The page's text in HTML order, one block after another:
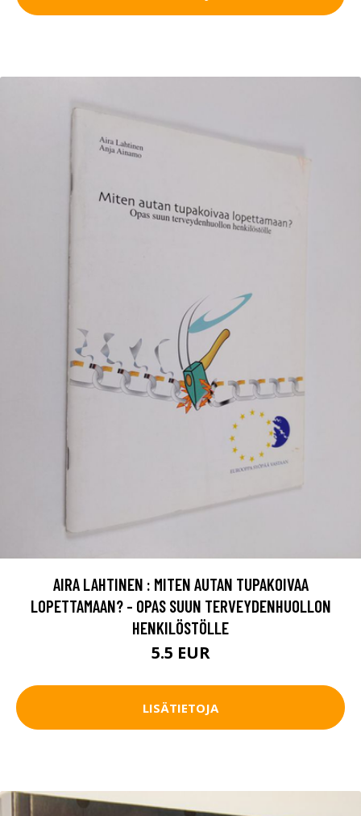
AIRA LAHTINEN : MITEN AUTAN TUPAKOIVAA
LOPETTAMAAN? - OPAS SUUN TERVEYDENHUOLLON
HENKILÖSTÖLLE
5.5 EUR
LISÄTIETOJA